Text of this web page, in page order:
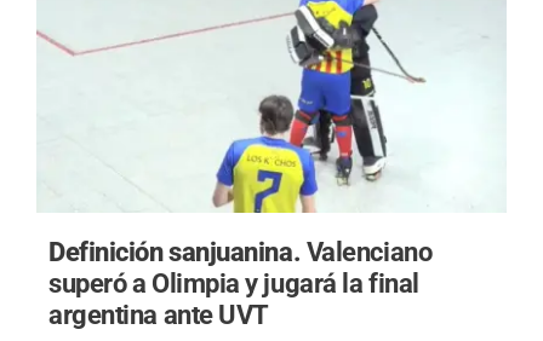
Definición sanjuanina. Valenciano
superó a Olimpia y jugará la final
argentina ante UVT